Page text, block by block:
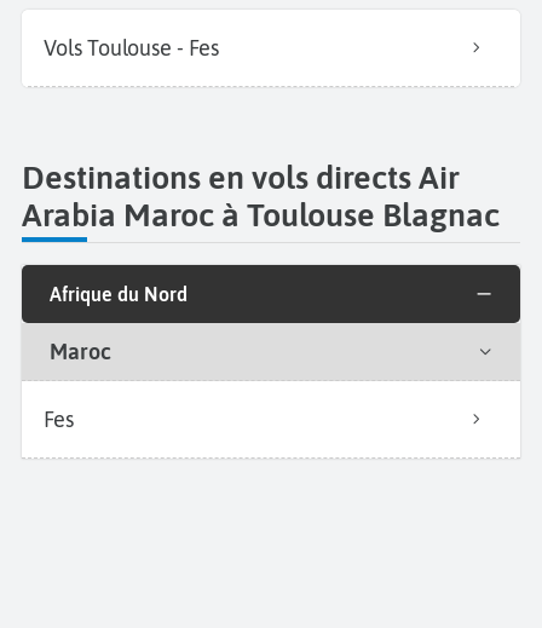
Vols Toulouse - Fes
Destinations en vols directs Air
Arabia Maroc à Toulouse Blagnac
Afrique du Nord
Maroc
Fes